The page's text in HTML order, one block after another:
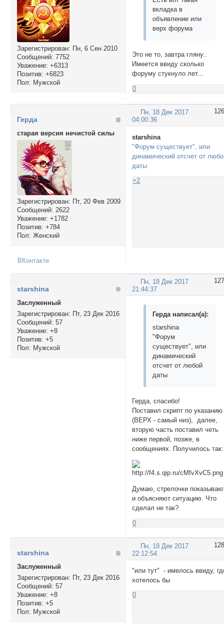
'min': 0,
'sec': 0
}
});
Зарегистрирован: Пн, 6 Сен 2010
Сообщений: 7752
Уважение: +6313
Позитив: +6823
Пол: Мужской
вкладка в
объявление или
верх форума
Это не то, завтра гляну..
Имеется ввиду сколько
форуму стукнуло лет...
0
126
Пн, 18 Дек 2017
04:00:36
Герда
старая версия нечистой силы
Зарегистрирован: Пт, 20 Фев 2009
Сообщений: 2622
Уважение: +1782
Позитив: +784
Пол: Женский
starshina
"Форум существует", или
динамический отсчет от
даты
+2
ВКонтакте
127
Пн, 18 Дек 2017
21:44:37
starshina
Заслуженный
Зарегистрирован: Пт, 23 Дек 2016
Сообщений: 57
Уважение: +8
Позитив: +5
Пол: Мужской
Герда написал(а):
starshina
"Форум
существует", или
динамический
отсчет от любой
даты
Герда, спасибо!
Поставил скрипт по указанию
(ВЕРХ - самый низ), далее,
вторую часть поставил четь
ниже первой, позже, в
сообщениях. Получилось так:
Думаю, стрелочки
и объясняют ситуацию. Что
сделал не так?
0
128
Пн, 18 Дек 2017
22:12:54
starshina
Заслуженный
Зарегистрирован: Пт, 23 Дек 2016
Сообщений: 57
Уважение: +8
Позитив: +5
Пол: Мужской
"или тут" - имелось ввиду,
хотелось бы
0